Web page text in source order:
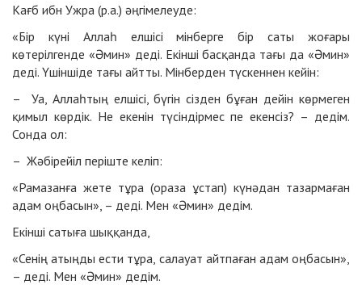
Кағб ибн Ужра (р.а.) әңгімелеуде:
«Бір күні Аллаһ елшісі мінберге бір саты жоғары
көтерілгенде «Әмин» деді. Екінші басқанда тағы да «Әмин»
деді. Үшіншіде тағы айтты. Мінберден түскеннен кейін:
– Уа, Аллаһтың елшісі, бүгін сізден бұған дейін көрмеген
қимыл көрдік. Не екенін түсіндірмес пе екенсіз? – дедім.
Сонда ол:
– Жәбірейіл періште келіп:
«Рамазанға жете тұра (ораза ұстап) күнәдан тазармаған
адам оңбасын», – деді. Мен «Әмин» дедім.
Екінші сатыға шыққанда,
«Сенің атыңды ести тұра, салауат айтпаған адам оңбасын»,
– деді. Мен «Әмин» дедім.